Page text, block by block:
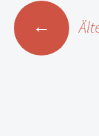
←